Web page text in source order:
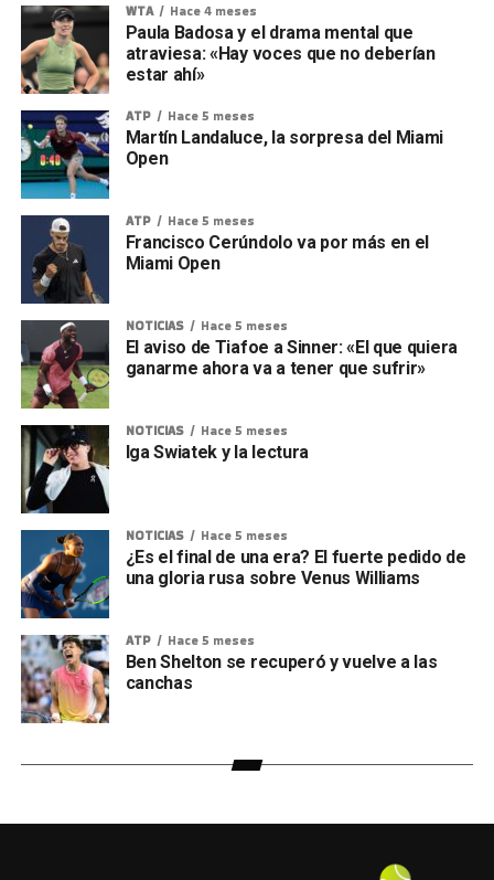
WTA Hace 4 meses
Paula Badosa y el drama mental que
atraviesa: «Hay voces que no deberían
estar ahí»
ATP Hace 5 meses
Martín Landaluce, la sorpresa del Miami
Open
ATP Hace 5 meses
Francisco Cerúndolo va por más en el
Miami Open
NOTICIAS Hace 5 meses
El aviso de Tiafoe a Sinner: «El que quiera
ganarme ahora va a tener que sufrir»
NOTICIAS Hace 5 meses
Iga Swiatek y la lectura
NOTICIAS Hace 5 meses
¿Es el final de una era? El fuerte pedido de
una gloria rusa sobre Venus Williams
ATP Hace 5 meses
Ben Shelton se recuperó y vuelve a las
canchas